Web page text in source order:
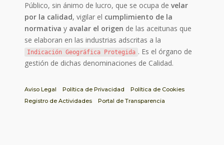
Público, sin ánimo de lucro, que se ocupa develar
por la calidad, vigilar el cumplimiento de la
normativa y avalar el origen de las aceitunas que
se elaboran en las industrias adscritas a la
Indicación Geográfica Protegida . Es el órgano de
gestión de dichas denominaciones de Calidad.
Aviso Legal Política de Privacidad
Política de Cookies
Registro de Actividades
Portal de Transparencia